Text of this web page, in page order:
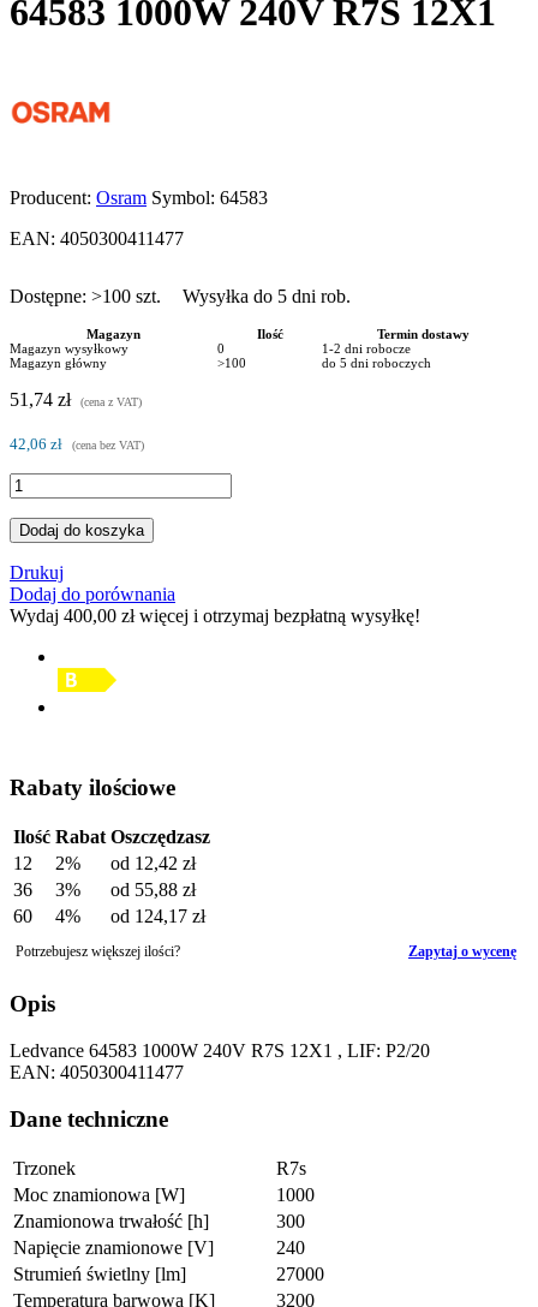
64583 1000W 240V R7S 12X1
Producent: Osram Symbol: 64583
EAN: 4050300411477
Dostępne: >100 szt. Wysyłka do 5 dni rob.
Magazyn Ilość
Termin dostawy
Magazyn wysyłkowy
0
1-2 dni robocze
Magazyn główny
>100 do 5 dni roboczych
51,74 zł (cena z VAT)
42,06 zł (cena bez VAT)
Dodaj do koszyka
Drukuj
Dodaj do porównania
Wydaj 400,00 złwięcej i otrzymaj bezpłatną wysyłkę!
Rabaty ilościowe
Ilość Rabat Oszczędzasz
12
2% od 12,42 zł
36
3% od 55,88 zł
60
4% od 124,17 zł
Potrzebujesz większej ilości? Zapytaj o wycenę
Opis
Ledvance 64583 1000W 240V R7S 12X1 , LIF: P2/20
EAN: 4050300411477
Dane techniczne
Trzonek
R7s
Moc znamionowa [W]
1000
Znamionowa trwałość [h]
300
Napięcie znamionowe [V]
240
Strumień świetlny [lm]
27000
Temperatura barwowa [K]
3200